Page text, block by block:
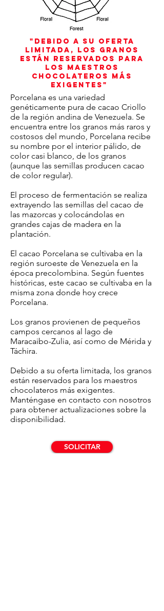
Porcelana es una variedad
genéticamente pura de cacao Criollo
de la región andina de Venezuela. Se
encuentra entre los granos más raros y
costosos del mundo, Porcelana recibe
su nombre por el interior pálido, de
color casi blanco, de los granos
(aunque las semillas producen cacao
de color regular).
El proceso de fermentación se realiza
extrayendo las semillas del cacao de
las mazorcas y colocándolas en
grandes cajas de madera en la
plantación.
El cacao Porcelana se cultivaba en la
región suroeste de Venezuela en la
época precolombina. Según fuentes
históricas, este cacao se cultivaba en la
misma zona donde hoy crece
Porcelana.
Los granos provienen de pequeños
campos cercanos al lago de
Maracaibo-Zulia, así como de Mérida y
Táchira.
Debido a su oferta limitada, los granos
están reservados para los maestros
chocolateros más exigentes.
Manténgase en contacto con nosotros
para obtener actualizaciones sobre la
disponibilidad.
"Debido a su oferta
limitada, los granos
están reservados para
los maestros
chocolateros más
exigentes"
SOLICITAR